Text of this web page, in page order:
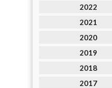
2022
2021
2020
2019
2018
2017